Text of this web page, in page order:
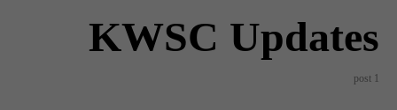
KWSC Updates
1 post